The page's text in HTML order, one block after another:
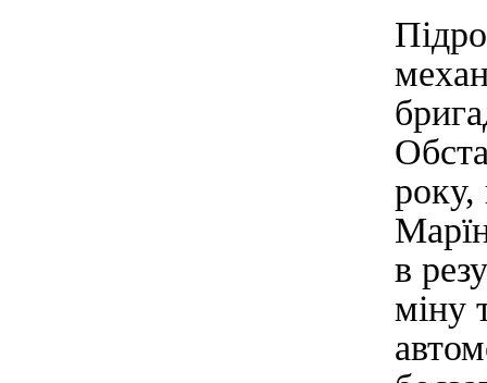
року,
в
міну